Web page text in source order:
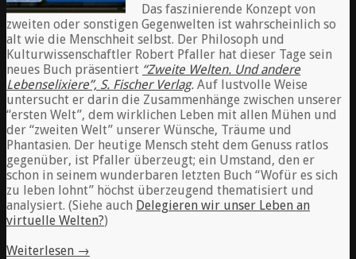
Das faszinierende Konzept von
zweiten oder sonstigen Gegenwelten ist wahrscheinlich so
alt wie die Menschheit selbst. Der Philosoph und
Kulturwissenschaftler Robert Pfaller hat dieser Tage sein
neues Buch präsentiert “Zweite Welten. Und andere
Lebenselixiere”, S. Fischer Verlag. Auf lustvolle Weise
untersucht er darin die Zusammenhänge zwischen unserer
“ersten Welt”, dem wirklichen Leben mit allen Mühen und
der “zweiten Welt” unserer Wünsche, Träume und
Phantasien. Der heutige Mensch steht dem Genuss ratlos
gegenüber, ist Pfaller überzeugt; ein Umstand, den er
schon in seinem wunderbaren letzten Buch “Wofür es sich
zu leben lohnt” höchst überzeugend thematisiert und
analysiert. (Siehe auch Delegieren wir unser Leben an
virtuelle Welten?)
Weiterlesen →